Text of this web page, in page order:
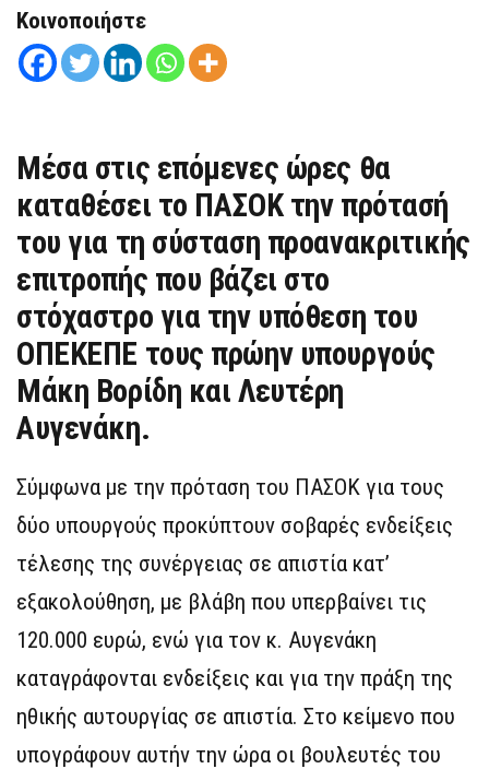
Κοινοποιήστε
Μέσα στις επόμενες ώρες θα
καταθέσει το ΠΑΣΟΚ την πρότασή
του για τη σύσταση προανακριτικής
επιτροπής που βάζει στο
στόχαστρο για την υπόθεση του
ΟΠΕΚΕΠΕ τους πρώην υπουργούς
Μάκη Βορίδη και Λευτέρη
Αυγενάκη.
Σύμφωνα με την πρόταση του ΠΑΣΟΚ για τους
δύο υπουργούς προκύπτουν σοβαρές ενδείξεις
τέλεσης της συνέργειας σε απιστία κατ’
εξακολούθηση, με βλάβη που υπερβαίνει τις
120.000 ευρώ, ενώ για τον κ. Αυγενάκη
καταγράφονται ενδείξεις και για την πράξη της
ηθικής αυτουργίας σε απιστία. Στο κείμενο που
υπογράφουν αυτήν την ώρα οι βουλευτές του